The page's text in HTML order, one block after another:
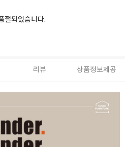
절되었습니다.
리뷰 상품정보제공